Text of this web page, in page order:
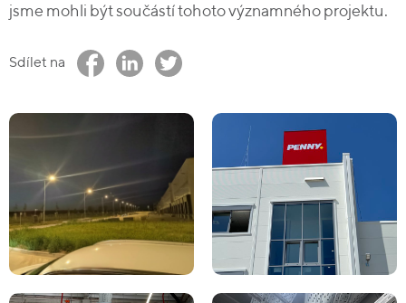
jsme mohli být součástí tohoto významného projektu.
Sdílet na